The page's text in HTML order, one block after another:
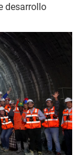
desarrollo